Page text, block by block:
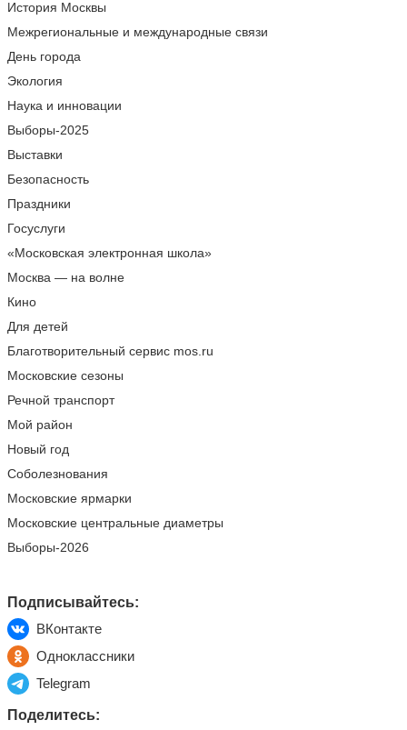
История Москвы
Межрегиональные и международные связи
День города
Экология
Наука и инновации
Выборы-2025
Выставки
Безопасность
Праздники
Госуслуги
«Московская электронная школа»
Москва — на волне
Кино
Для детей
Благотворительный сервис mos.ru
Московские сезоны
Речной транспорт
Мой район
Новый год
Соболезнования
Московские ярмарки
Московские центральные диаметры
Выборы-2026
Подписывайтесь:
ВКонтакте
Одноклассники
Telegram
Поделитесь: